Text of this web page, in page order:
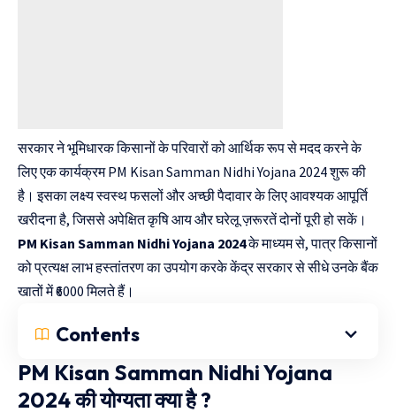
सरकार ने भूमिधारक किसानों के परिवारों को आर्थिक रूप से मदद करने के
लिए एक कार्यक्रम PM Kisan Samman Nidhi Yojana 2024 शुरू की
है। इसका लक्ष्य स्वस्थ फसलों और अच्छी पैदावार के लिए आवश्यक आपूर्ति
खरीदना है, जिससे अपेक्षित कृषि आय और घरेलू ज़रूरतें दोनों पूरी हो सकें।
PM Kisan Samman Nidhi Yojana 2024के माध्यम से, पात्र किसानों
को प्रत्यक्ष लाभ हस्तांतरण का उपयोग करके केंद्र सरकार से सीधे उनके बैंक
खातों में ₹6000 मिलते हैं।
Contents
PM Kisan Samman Nidhi Yojana
2024 की योग्यता क्या है ?